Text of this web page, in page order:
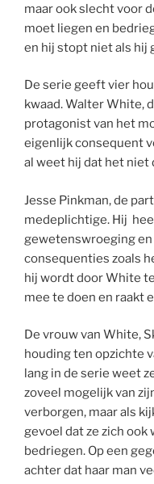
maar ook slecht voor
moet liegen en
en hij stopt niet als hij
De serie geeft vier
kwaad. Walter White,
protagonist van het
eigenlijk consequent
al weet hij dat het niet
Jesse Pinkman, de
medeplichtige. Hij
gewetenswroeging
consequenties zoals
hij wordt door White
mee te doen en raakt
De vrouw van White,
houding ten opzichte
lang in de serie weet
zoveel mogelijk van
verborgen, maar als
gevoel dat ze zich ook
bedriegen. Op een
achter dat haar man